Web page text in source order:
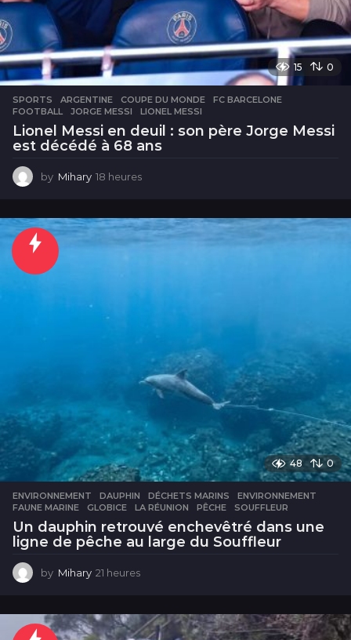
15 0
SPORTS ARGENTINE ,COUPE DU MONDE ,FC BARCELONE
FOOTBALL
,JORGE MESSI ,LIONEL MESSI
Lionel Messi en deuil : son père Jorge Messi
est décédé à 68 ans
by Mihary 18 heures
e
48 0
ENVIRONNEMENT DAUPHIN ,DÉCHETS MARINS ,ENVIRONNEMENT
FAUNE MARINE
,GLOBICE ,LA RÉUNION ,PÊCHE ,SOUFFLEUR
Un dauphin retrouvé enchevêtré dans une
ligne de pêche au large du Souffleur
by Mihary 21 heures
e
u